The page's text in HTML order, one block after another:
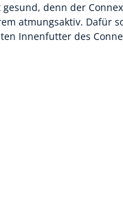
denn der
atmungsaktiv. Dafür
Innenfutter des